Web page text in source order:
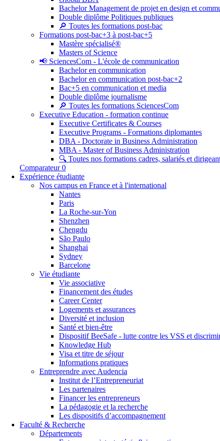
Bachelor Management de projet en design et
Double diplôme Politiques publiques
🔎 Toutes les formations post-bac
Formations post-bac+3 à post-bac+5
Mastère spécialisé®
Masters of Science
📢 SciencesCom - L'école de communication
Bachelor en communication
Bachelor en communication post-bac+2
Bac+5 en communication et media
Double diplôme journalisme
🔎 Toutes les formations SciencesCom
Executive Education - formation continue
Executive Certificates & Courses
Executive Programs - Formations diplomantes
DBA - Doctorate in Business Administration
MBA - Master of Business Administration
🔍 Toutes nos formations cadres, salariés et
Comparateur 0
Expérience étudiante
Nos campus en France et à l'international
Nantes
Paris
La Roche-sur-Yon
Shenzhen
Chengdu
São Paulo
Shanghai
Sydney
Barcelone
Vie étudiante
Vie associative
Financement des études
Career Center
Logements et assurances
Diversité et inclusion
Santé et bien-être
Dispositif BeeSafe - lutte contre les VSS et
Knowledge Hub
Visa et titre de séjour
Informations pratiques
Entreprendre avec Audencia
Institut de l’Entrepreneuriat
Les partenaires
Financer les entrepreneurs
La pédagogie et la recherche
Les dispositifs d’accompagnement
Faculté & Recherche
Départements